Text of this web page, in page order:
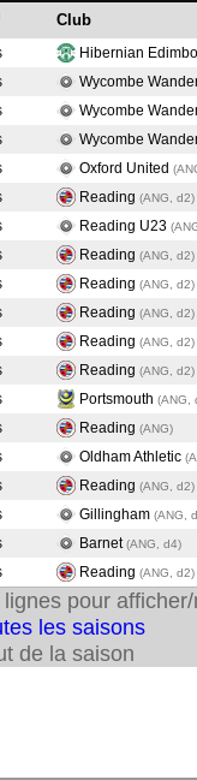
Club
Hibernian
Wycombe
Wycombe
Wycombe
Oxford United
Reading (ANG, d2)
Reading U23
Reading (ANG, d2)
Reading (ANG, d2)
Reading (ANG, d2)
Reading (ANG, d2)
Reading (ANG, d2)
Portsmouth (ANG,
Reading (ANG)
Oldham Athletic
Reading (ANG, d2)
Gillingham (ANG,
Barnet(ANG, d4)
Reading (ANG, d2)
pour
les saisons
de la saison